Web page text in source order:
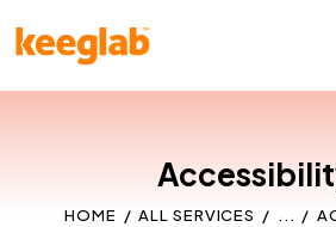
HOME ALL SERVICES ...